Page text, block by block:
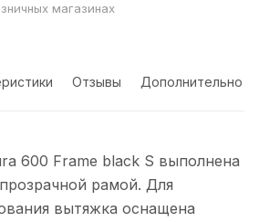
магазинах
Отзывы Дополнительно
600 Frame black S выполнена
рамой. Для
вытяжка оснащена